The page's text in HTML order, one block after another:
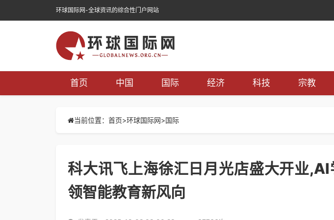
环球国际网-全球资讯的综合性门户网站
首页 中国 国际 经济 科技 宗教
当前位置：首页>环球国际网>国际
科大讯飞上海徐汇日月光店盛大开业,AI
领智能教育新风向